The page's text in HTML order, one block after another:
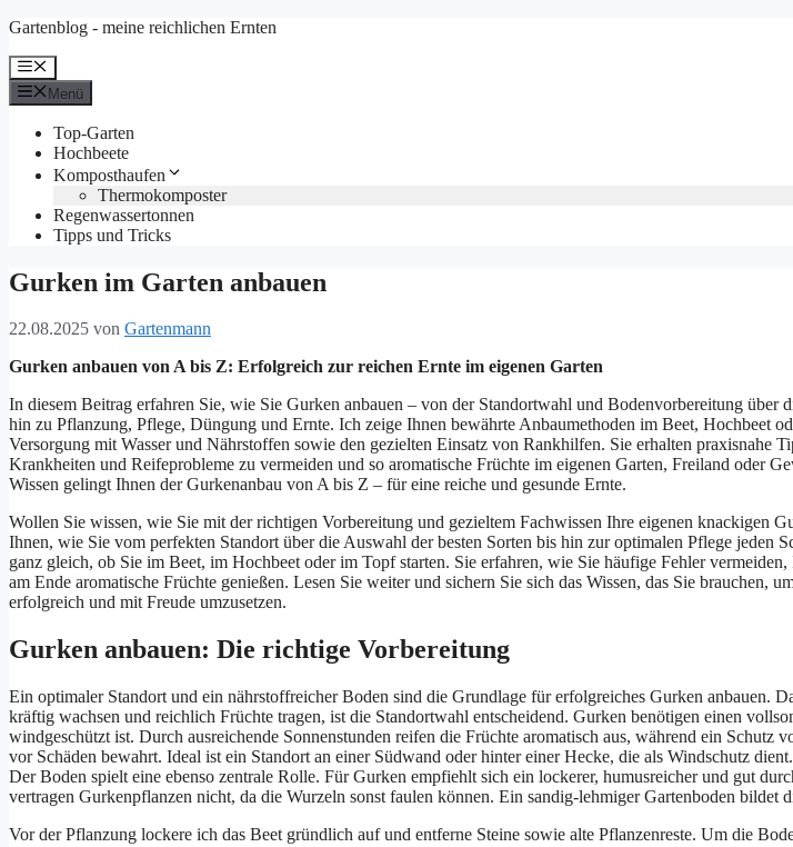
Zum
springen
Gartenblog - meine reichlichen Ernten
Menü
Menü
Top-Garten
Hochbeete
Komposthaufen
Thermokomposter
Regenwassertonnen
Tipps und Tricks
Gurken im Garten anbauen
22.08.2025 von Gartenmann
Gurken anbauen von A bis Z: Erfolgreich zur reichen Ernte im eigenen Garten
In diesem Beitrag erfahren Sie, wie Sie Gurken anbauen – von der Standortwahl und Bodenvorbereitung über
hin zu Pflanzung, Pflege, Düngung und Ernte. Ich zeige Ihnen bewährte Anbaumethoden im Beet, Hochbeet
Versorgung mit Wasser und Nährstoffen sowie den gezielten Einsatz von Rankhilfen. Sie erhalten praxisnahe
Krankheiten und Reifeprobleme zu vermeiden und so aromatische Früchte im eigenen Garten, Freiland oder
Wissen gelingt Ihnen der Gurkenanbau von A bis Z – für eine reiche und gesunde Ernte.
Wollen Sie wissen, wie Sie mit der richtigen Vorbereitung und gezieltem Fachwissen Ihre eigenen knackigen
Ihnen, wie Sie vom perfekten Standort über die Auswahl der besten Sorten bis hin zur optimalen Pflege jeden
ganz gleich, ob Sie im Beet, im Hochbeet oder im Topf starten. Sie erfahren, wie Sie häufige Fehler
am Ende aromatische Früchte genießen. Lesen Sie weiter und sichern Sie sich das Wissen, das Sie brauchen,
erfolgreich und mit Freude umzusetzen.
Gurken anbauen: Die richtige Vorbereitung
Ein optimaler Standort und ein nährstoffreicher Boden sind die Grundlage für erfolgreiches Gurken anbauen.
kräftig wachsen und reichlich Früchte tragen, ist die Standortwahl entscheidend. Gurken benötigen einen
windgeschützt ist. Durch ausreichende Sonnenstunden reifen die Früchte aromatisch aus, während ein Schutz
vor Schäden bewahrt. Ideal ist ein Standort an einer Südwand oder hinter einer Hecke, die als Windschutz dient.
Der Boden spielt eine ebenso zentrale Rolle. Für Gurken empfiehlt sich ein lockerer, humusreicher und gut
vertragen Gurkenpflanzen nicht, da die Wurzeln sonst faulen können. Ein sandig-lehmiger Gartenboden bildet
Vor der Pflanzung lockere ich das Beet gründlich auf und entferne Steine sowie alte Pflanzenreste. Um die